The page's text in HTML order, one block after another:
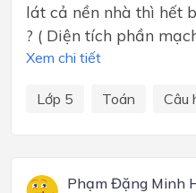
lát cả nền nhà thì hết
? ( Diện tích phần
Xem chi tiết
Lớp 5 Toán Câu
Phạm Đặng Minh